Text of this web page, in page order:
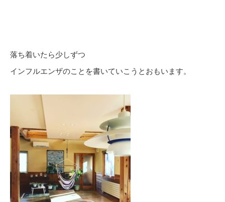
落ち着いたら少しずつ
インフルエンザのことを書いていこうとおもいます。